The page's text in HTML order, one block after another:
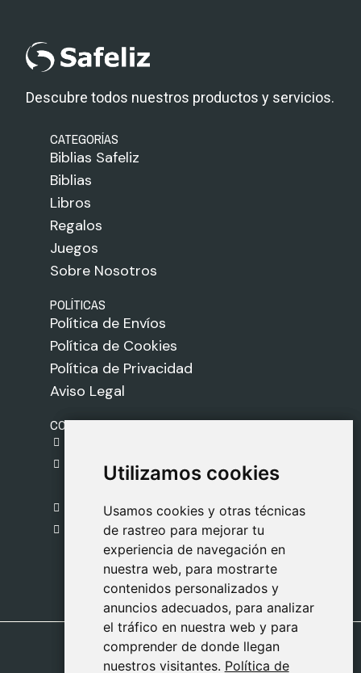
Utilizamos cookies
Usamos cookies y otras técnicas
de rastreo para mejorar tu
experiencia de navegación en
nuestra web, para mostrarte
contenidos personalizados y
anuncios adecuados, para analizar
el tráfico en nuestra web y para
comprender de donde llegan
nuestros visitantes. Política de
Utilizamos cookies
Usamos cookies y otras técnicas
de rastreo para mejorar tu
experiencia de navegación en
nuestra web, para mostrarte
contenidos personalizados y
anuncios adecuados, para analizar
el tráfico en nuestra web y para
comprender de donde llegan
nuestros visitantes. Política de
Descubre todos nuestros productos y servicios.
CATEGORÍAS
Biblias Safeliz
Biblias
Libros
Regalos
Juegos
Sobre Nosotros
POLÍTICAS
Política de Envíos
Política de Cookies
Política de Privacidad
Aviso Legal
CONTACTO
C. del Pradillo, 6, 28770 Colmenar Viejo,
918 459 877
Lunes a Viernes
09:00 - 13:00